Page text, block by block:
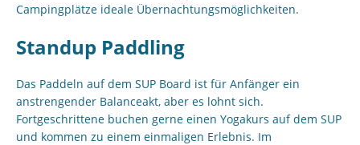
Campingplätze ideale Übernachtungsmöglichkeiten.
Standup Paddling
Das Paddeln auf dem SUP Board ist für Anfänger ein
anstrengender Balanceakt, aber es lohnt sich.
Fortgeschrittene buchen gerne einen Yogakurs auf dem SUP
und kommen zu einem einmaligen Erlebnis. Im